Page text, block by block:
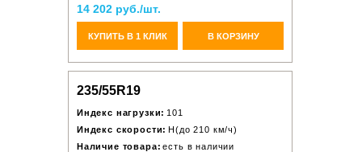
14 202 руб./шт.
КУПИТЬ В 1 КЛИК В КОРЗИНУ
235/55R19
Индекс нагрузки: 101
Индекс скорости: H(до 210 км/ч)
Наличие товара: есть в наличии